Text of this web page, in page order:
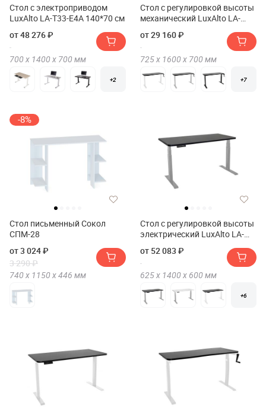
Стол с электроприводом
LuxAlto LA-T33-E4A 140*70 см
от 48 276 ₽
700 х 1400 х 700 мм
+2
Стол с регулировкой высоты
механический LuxAlto LA-
от 29 160 ₽
725 х 1600 х 700 мм
+7
-8%
Стол письменный Сокол
СПМ-28
от 3 024 ₽
3 290 ₽
740 х 1150 х446 мм
Стол с регулировкой высоты
электрический LuxAlto LA-
от 52 083 ₽
625 х 1400 х 600 мм
+6